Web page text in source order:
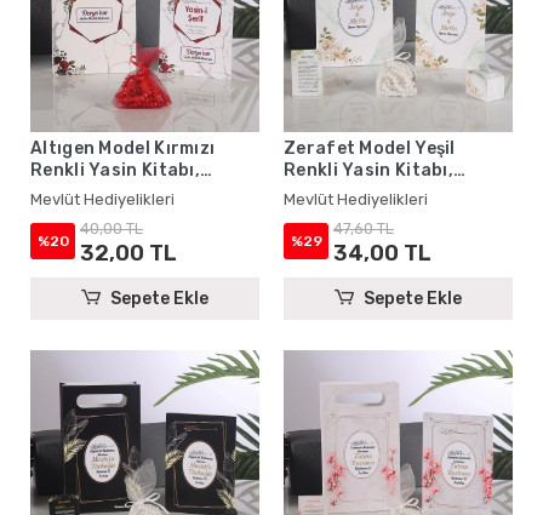
Altıgen Model Kırmızı
Renkli Yasin Kitabı,
Karton Çanta ve Tesbih -
Mevlüt Hediyelikleri
Mevlüt Hediyelikleri
%20
40,00 TL
32,00 TL
Sepete Ekle
Zerafet Model Yeşil
Renkli Yasin Kitabı,
Lokum Kutusu, Magnet,
Karton Çanta ve Tesbih -
Mevlüt Hediyelikleri
Mevlüt Hediyelikleri
%29
47,60 TL
34,00 TL
Sepete Ekle